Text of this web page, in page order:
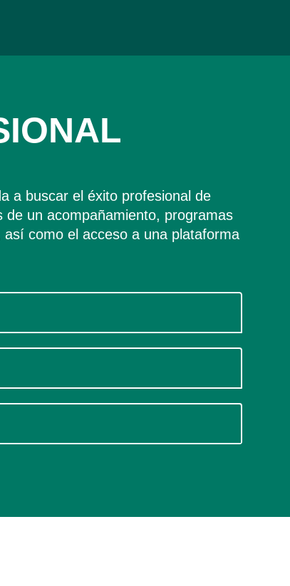
a buscar el éxito profesional de
un acompañamiento, programas
como el acceso a una plataforma